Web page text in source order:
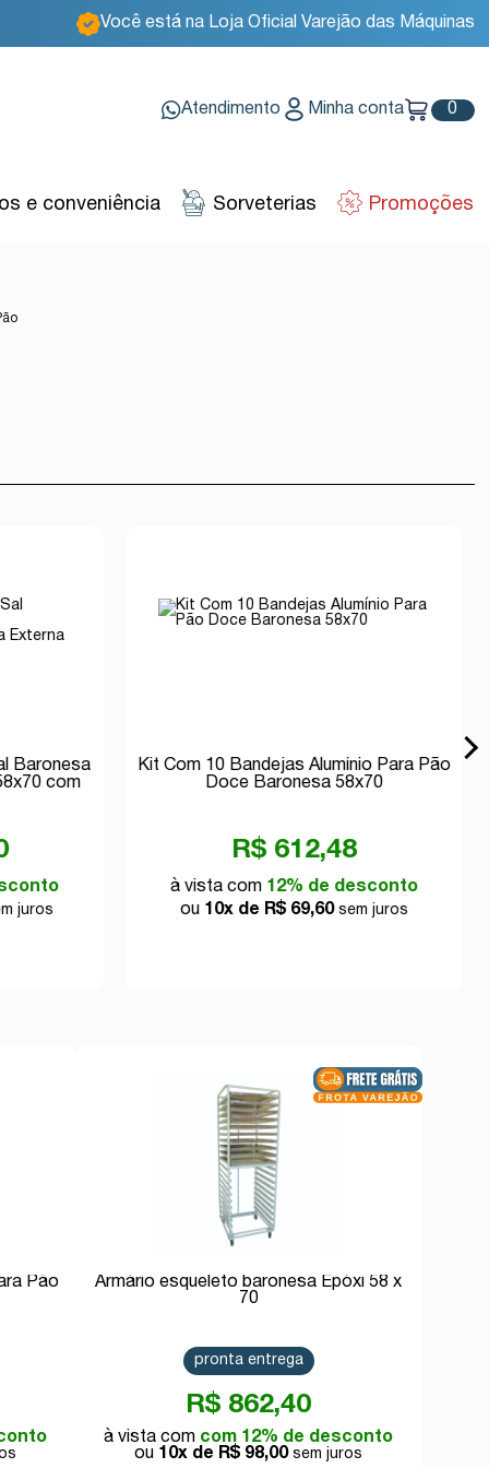
Você está na Loja Oficial Varejão das Máquinas
Atendimento Minha conta 0
e conveniência Sorveterias Promoções
Baronesa
com
juros
Kit Com 10 Bandejas Alumínio Para Pão
Doce Baronesa 58x70
R$ 612,48
à vista com 12% de desconto
ou 10x de R$ 69,60sem juros
Pão
Armário esqueleto baronesa Epóxi 58 x
70
R$ 862,40
com 12% de desconto
10x de R$ 98,00
pronta entrega